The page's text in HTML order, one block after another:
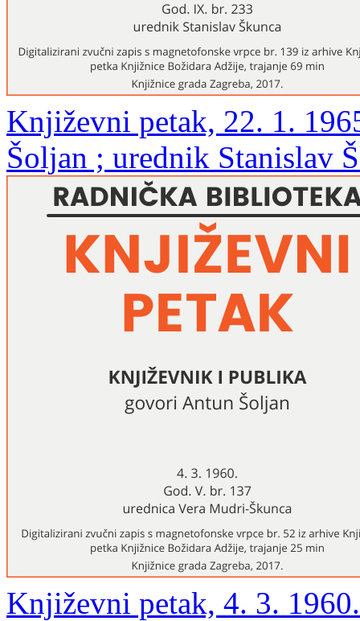
Književni petak, 22. 1.
Šoljan ; urednik Stanislav
Književni petak, 4. 3.